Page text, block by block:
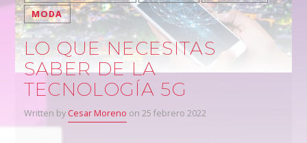
MODA
LO QUE NECESITAS
SABER DE LA
TECNOLOGÍA 5G
Written by Cesar Moreno on 25 febrero 2022